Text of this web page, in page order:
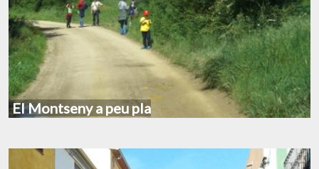
El Montseny a peu pla